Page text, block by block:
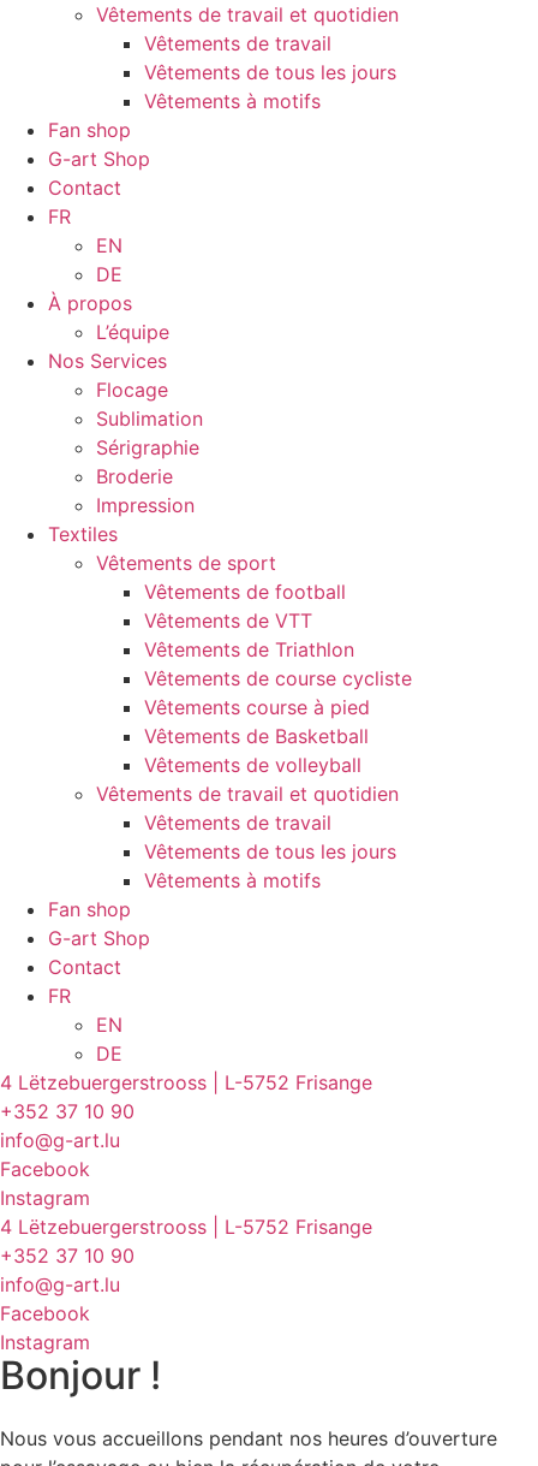
Vêtements de travail et quotidien
Vêtements de travail
Vêtements de tous les jours
Vêtements à motifs
Fan shop
G-art Shop
Contact
FR
EN
DE
À propos
L’équipe
Nos Services
Flocage
Sublimation
Sérigraphie
Broderie
Impression
Textiles
Vêtements de sport
Vêtements de football
Vêtements de VTT
Vêtements de Triathlon
Vêtements de course cycliste
Vêtements course à pied
Vêtements de Basketball
Vêtements de volleyball
Vêtements de travail et quotidien
Vêtements de travail
Vêtements de tous les jours
Vêtements à motifs
Fan shop
G-art Shop
Contact
FR
EN
DE
4 Lëtzebuergerstrooss | L-5752 Frisange
+352 37 10 90
info@g-art.lu
Facebook
Instagram
4 Lëtzebuergerstrooss | L-5752 Frisange
+352 37 10 90
info@g-art.lu
Facebook
Instagram
Bonjour !
Nous vous accueillons pendant nos heures d’ouverture